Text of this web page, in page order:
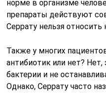
норме в организме
препараты действуют
Серрату нельзя относить
Также у многих
антибиотик или нет? Нет,
бактерии и не
Однако, Серрату часто